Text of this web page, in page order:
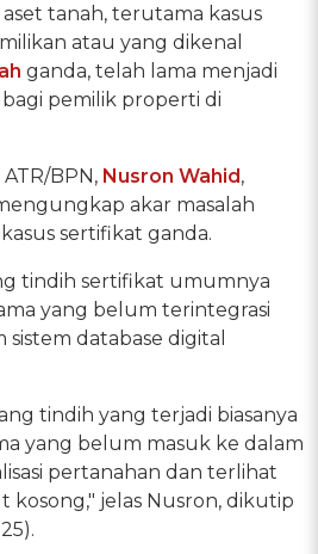
aset tanah, terutama kasus
atau yang dikenal
ganda, telah lama menjadi
pemilik properti di
BPN, Nusron Wahid,
akar masalah
sertifikat ganda.
tindih sertifikat umumnya
yang belum terintegrasi
database digital
tindih yang terjadi biasanya
yang belum masuk ke dalam
pertanahan dan terlihat
kosong," jelas Nusron, dikutip